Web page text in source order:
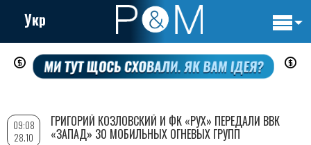
Перейти
содержанию
Укр
09:08
28.10
ГРИГОРИЙ КОЗЛОВСКИЙ И ФК «РУХ» ПЕРЕДАЛИ ВВК
«ЗАПАД» 30 МОБИЛЬНЫХ ОГНЕВЫХ ГРУПП